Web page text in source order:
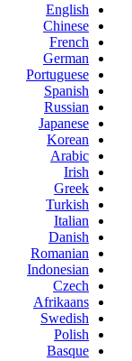
English
Chinese
French
German
Portuguese
Spanish
Russian
Japanese
Korean
Arabic
Irish
Greek
Turkish
Italian
Danish
Romanian
Indonesian
Czech
Afrikaans
Swedish
Polish
Basque